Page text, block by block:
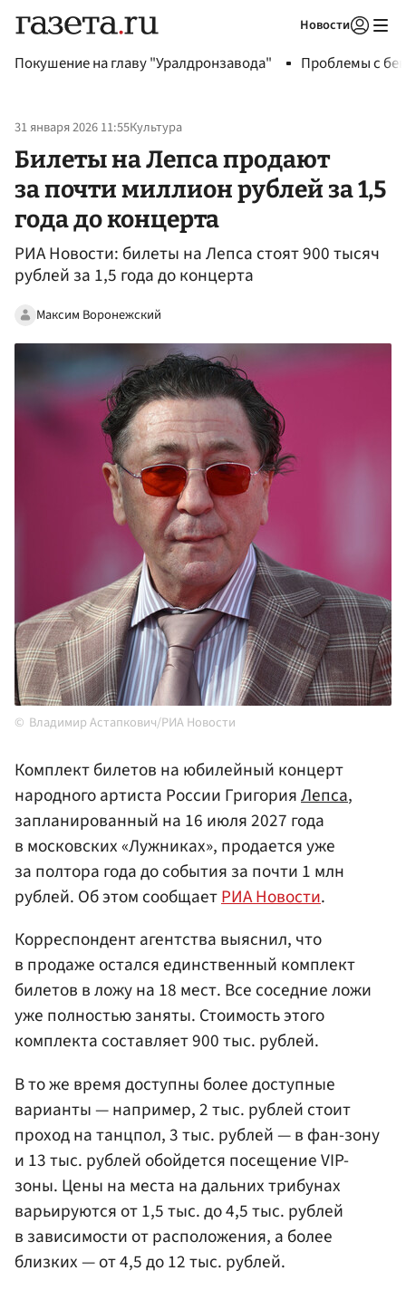
Новости
Покушение на главу "Уралдронзавода" Проблемы с
31 января 2026 11:55Культура
Билеты на Лепса продают
за почти миллион рублей за 1,5
года до концерта
РИА Новости: билеты на Лепса стоят 900 тысяч
рублей за 1,5 года до концерта
Максим Воронежский
Владимир Астапкович/РИА Новости
Комплект билетов на юбилейный концерт
народного артиста России ГригорияЛепса,
запланированный на 16 июля 2027 года
в московских «Лужниках», продается уже
за полтора года до события за почти 1 млн
рублей. Об этом сообщаетРИА Новости.
Корреспондент агентства выяснил, что
в продаже остался единственный комплект
билетов в ложу на 18 мест. Все соседние ложи
уже полностью заняты. Стоимость этого
комплекта составляет 900 тыс. рублей.
В то же время доступны более доступные
варианты — например, 2 тыс. рублей стоит
проход на танцпол, 3 тыс. рублей — в фан-зону
и 13 тыс. рублей обойдется посещение VIP-
зоны. Цены на места на дальних трибунах
варьируются от 1,5 тыс. до 4,5 тыс. рублей
в зависимости от расположения, а более
близких — от 4,5 до 12 тыс. рублей.